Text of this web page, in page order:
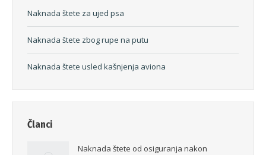
Naknada štete za ujed psa
Naknada štete zbog rupe na putu
Naknada štete usled kašnjenja aviona
Članci
Naknada štete od osiguranja nakon